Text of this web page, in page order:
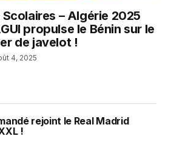
– Algérie 2025
propulse le Bénin sur le
de javelot !
4, 2025
rejoint le Real Madrid
!